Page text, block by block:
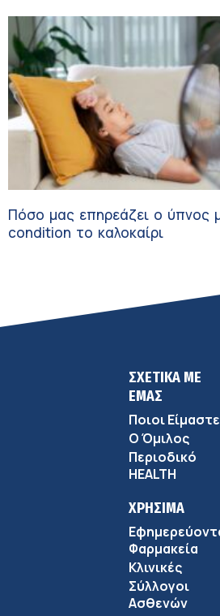
Πόσο μας επηρεάζει ο ύπνος
condition το καλοκαίρι
ΣΧΕΤΙΚΑ ΜΕ
ΕΜΑΣ
Ποιοι Είμαστε
Ο Όμιλος
Περιοδικό
HEALTH
ΧΡΗΣΙΜΑ
Φαρμακεία
Κλινικές
Σύλλογοι
Ασθενών